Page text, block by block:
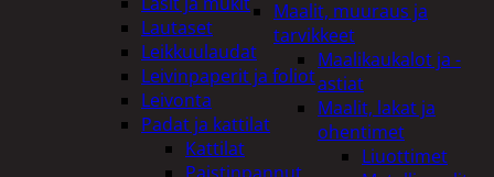
Maalit, muuraus ja
tarvikkeet
Maalikaukalot ja -
astiat
Maalit, lakat ja
ohentimet
Liuottimet
Lautaset
Leikkuulaudat
Leivinpaperit ja foliot
Leivonta
Padat ja kattilat
Kattilat